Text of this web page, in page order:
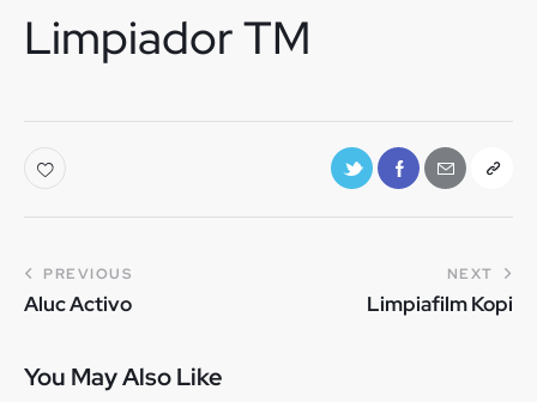
Limpiador TM
PREVIOUS
Aluc Activo
NEXT
Limpiafilm Kopi
You May Also Like